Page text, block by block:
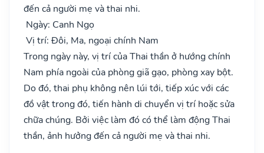
đến cả người mẹ và thai nhi.
Ngày: Canh Ngọ
Vị trí: Đôi, Ma, ngoại chính Nam
Trong ngày này, vị trí của Thai thần ở hướng chính
Nam phía ngoài của phòng giã gạo, phòng xay bột.
Do đó, thai phụ không nên lúi tới, tiếp xúc với các
đồ vật trong đó, tiến hành di chuyển vị trí hoặc sửa
chữa chúng. Bởi việc làm đó có thể làm động Thai
thần, ảnh hưởng đến cả người mẹ và thai nhi.